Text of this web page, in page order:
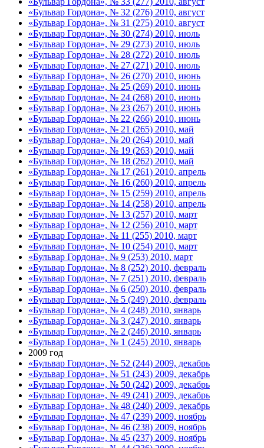
«Бульвар Гордона», № 32 (276) 2010, август
«Бульвар Гордона», № 31 (275) 2010, август
«Бульвар Гордона», № 30 (274) 2010, июль
«Бульвар Гордона», № 29 (273) 2010, июль
«Бульвар Гордона», № 28 (272) 2010, июль
«Бульвар Гордона», № 27 (271) 2010, июль
«Бульвар Гордона», № 26 (270) 2010, июнь
«Бульвар Гордона», № 25 (269) 2010, июнь
«Бульвар Гордона», № 24 (268) 2010, июнь
«Бульвар Гордона», № 23 (267) 2010, июнь
«Бульвар Гордона», № 22 (266) 2010, июнь
«Бульвар Гордона», № 21 (265) 2010, май
«Бульвар Гордона», № 20 (264) 2010, май
«Бульвар Гордона», № 19 (263) 2010, май
«Бульвар Гордона», № 18 (262) 2010, май
«Бульвар Гордона», № 17 (261) 2010, апрель
«Бульвар Гордона», № 16 (260) 2010, апрель
«Бульвар Гордона», № 15 (259) 2010, апрель
«Бульвар Гордона», № 14 (258) 2010, апрель
«Бульвар Гордона», № 13 (257) 2010, март
«Бульвар Гордона», № 12 (256) 2010, март
«Бульвар Гордона», № 11 (255) 2010, март
«Бульвар Гордона», № 10 (254) 2010, март
«Бульвар Гордона», № 9 (253) 2010, март
«Бульвар Гордона», № 8 (252) 2010, февраль
«Бульвар Гордона», № 7 (251) 2010, февраль
«Бульвар Гордона», № 6 (250) 2010, февраль
«Бульвар Гордона», № 5 (249) 2010, февраль
«Бульвар Гордона», № 4 (248) 2010, январь
«Бульвар Гордона», № 3 (247) 2010, январь
«Бульвар Гордона», № 2 (246) 2010, январь
«Бульвар Гордона», № 1 (245) 2010, январь
2009 год
«Бульвар Гордона», № 52 (244) 2009, декабрь
«Бульвар Гордона», № 51 (243) 2009, декабрь
«Бульвар Гордона», № 50 (242) 2009, декабрь
«Бульвар Гордона», № 49 (241) 2009, декабрь
«Бульвар Гордона», № 48 (240) 2009, декабрь
«Бульвар Гордона», № 47 (239) 2009, ноябрь
«Бульвар Гордона», № 46 (238) 2009, ноябрь
«Бульвар Гордона», № 45 (237) 2009, ноябрь